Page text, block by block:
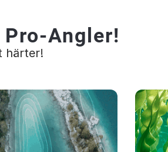
Pro-Angler!
härter!